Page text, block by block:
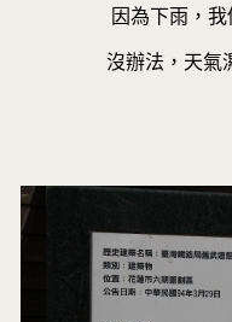
因為下雨，
沒辦法，天氣